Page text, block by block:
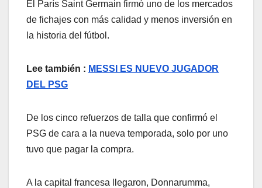
El París Saint Germain firmó uno de los mercados
de fichajes con más calidad y menos inversión en
la historia del fútbol.
Lee también : MESSI ES NUEVO JUGADOR
DEL PSG
De los cinco refuerzos de talla que confirmó el
PSG de cara a la nueva temporada, solo por uno
tuvo que pagar la compra.
A la capital francesa llegaron, Donnarumma,